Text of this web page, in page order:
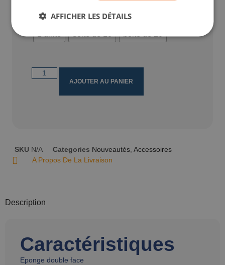
Quantity
AJOUTER AU PANIER
SKU N/A Categories Nouveautés, Accessoires
A Propos De La Livraison
Description
Caractéristiques
Eponge double face
AFFICHER LES DÉTAILS